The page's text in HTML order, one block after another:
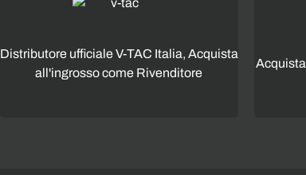
Distributore ufficiale V-TAC Italia, Acquista
all'ingrosso come Rivenditore